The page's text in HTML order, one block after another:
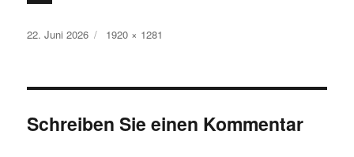
b
o
k
c
b
o
Veröffentlicht
22. Juni 2026 Originalgröße
1920 × 1281
Schreiben Sie einen Kommentar